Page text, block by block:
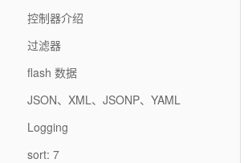
控制器介绍
过滤器
flash 数据
JSON、XML、JSONP、YAML
Logging
sort: 7